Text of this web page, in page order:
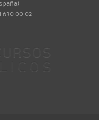
630 00 02